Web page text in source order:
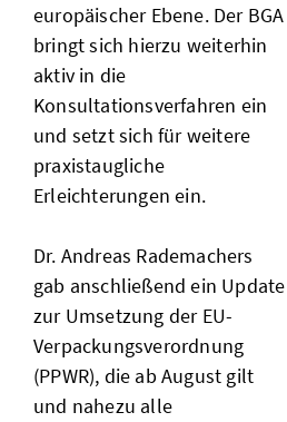
europäischer Ebene. Der BGA
bringt sich hierzu weiterhin
aktiv in die
Konsultationsverfahren ein
und setzt sich für weitere
praxistaugliche
Erleichterungen ein.
Dr. Andreas Rademachers
gab anschließend ein Update
zur Umsetzung der EU-
Verpackungsverordnung
(PPWR), die ab August gilt
und nahezu alle